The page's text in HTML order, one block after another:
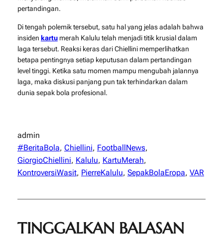
pertandingan.
Di tengah polemik tersebut, satu hal yang jelas adalah bahwa
insiden kartumerah Kalulu telah menjadi titik krusial dalam
laga tersebut. Reaksi keras dari Chiellini memperlihatkan
betapa pentingnya setiap keputusan dalam pertandingan
level tinggi. Ketika satu momen mampu mengubah jalannya
laga, maka diskusi panjang pun tak terhindarkan dalam
dunia sepak bola profesional.
admin
#BeritaBola, Chiellini, FootballNews
GiorgioChiellini, Kalulu, KartuMerah
KontroversiWasit, PierreKalulu, SepakBolaEropa, VAR
TINGGALKAN BALASAN